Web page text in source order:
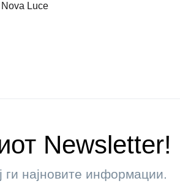
Nova Luce
Newsletter!
ги најновите информации.